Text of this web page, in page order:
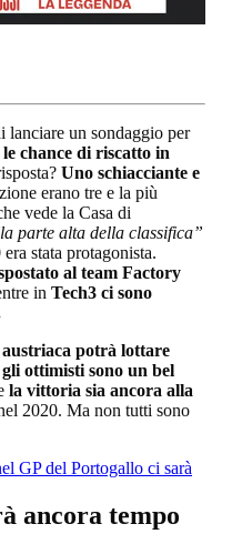
lanciare un sondaggio per
chance di riscatto in
Uno schiacciante e
erano tre e la più
vede la Casa di
parte alta della classifica”
stata protagonista.
al team Factory
in Tech3 ci sono
austriaca potrà lottare
gli ottimisti sono un bel
la vittoria sia ancora alla
2020. Ma non tutti sono
GP del Portogallo ci sarà
ancora tempo